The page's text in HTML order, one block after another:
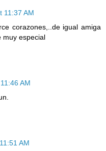
11:37 AM
corazones,..de igual amiga
muy especial
AM
AM